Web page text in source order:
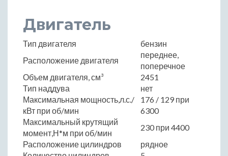
Двигатель
Тип двигателя
бензин
Расположение двигателя
переднее,
поперечное
Объем двигателя, см³
2451
Тип наддува
нет
Максимальная мощность,л.с./
кВт при об/мин
176 / 129 при
6300
Максимальный крутящий
момент,Н*м при об/мин
230 при 4400
Расположение цилиндров
рядное